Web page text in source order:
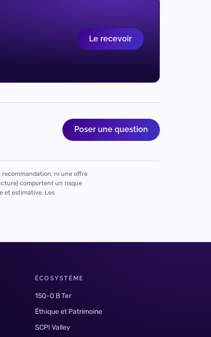
Le recevoir
Poser une question
ni une offre
comportent un risque
et estimative. Les
ÉCOSYSTÈME
150-0 B Ter
Éthique et Patrimoine
SCPI Valley